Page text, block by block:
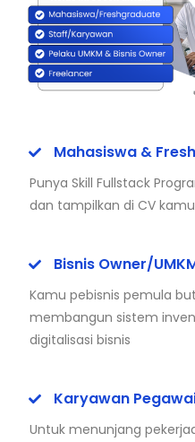
Mahasiswa &
Punya Skill Fullstack
dan tampilkan di CV
Bisnis Owner/
Kamu pebisnis pemula
membangun sistem
digitalisasi bisnis
Karyawan
Untuk menunjang